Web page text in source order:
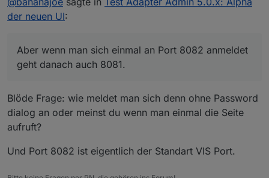
Ich habe bei mir 2 Admin Instanzen laufen, eine mit
Bei der mit Passwort Dialog (auf Port 8081) habe
ich den gleichen Fehler. Aber wenn man sich
einmal an Port 8082 anmeldet geht danach auch
der neuen UI:
Aber wenn man sich einmal an Port 8082 anmeldet
geht danach auch 8081.
Blöde Frage: wie meldet man sich denn ohne Password
dialog an oder meinst du wenn man einmal die Seite
aufruft?
Und Port 8082 ist eigentlich der Standart VIS Port.